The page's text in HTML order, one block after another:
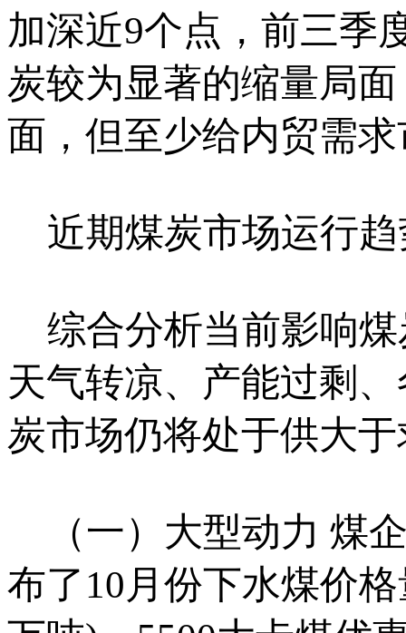
加深近9个点，前三季
炭较为显著的缩量局
面，但至少给内贸需
近期煤炭市场运行趋
综合分析当前影响煤
天气转凉、产能过剩
炭市场仍将处于供大
（一）大型动力 煤
布了10月份下水煤价